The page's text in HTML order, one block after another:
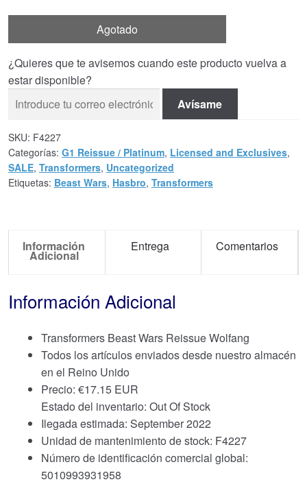
Agotado
¿Quieres que te avisemos cuando este producto vuelva a
estar disponible?
Avísame
SKU: F4227
Categorías: G1 Reissue / Platinum, Licensed and Exclusives,
SALE, Transformers, Uncategorized
Etiquetas: Beast Wars, Hasbro, Transformers
Información
Adicional
Entrega Comentarios
Información Adicional
Transformers Beast Wars Reissue Wolfang
Todos los artículos enviados desde nuestro almacén
en el Reino Unido
Precio: €17.15 EUR
Estado del inventario: Out Of Stock
Ilegada estimada: September 2022
Unidad de mantenimiento de stock: F4227
Número de identificación comercial global:
5010993931958